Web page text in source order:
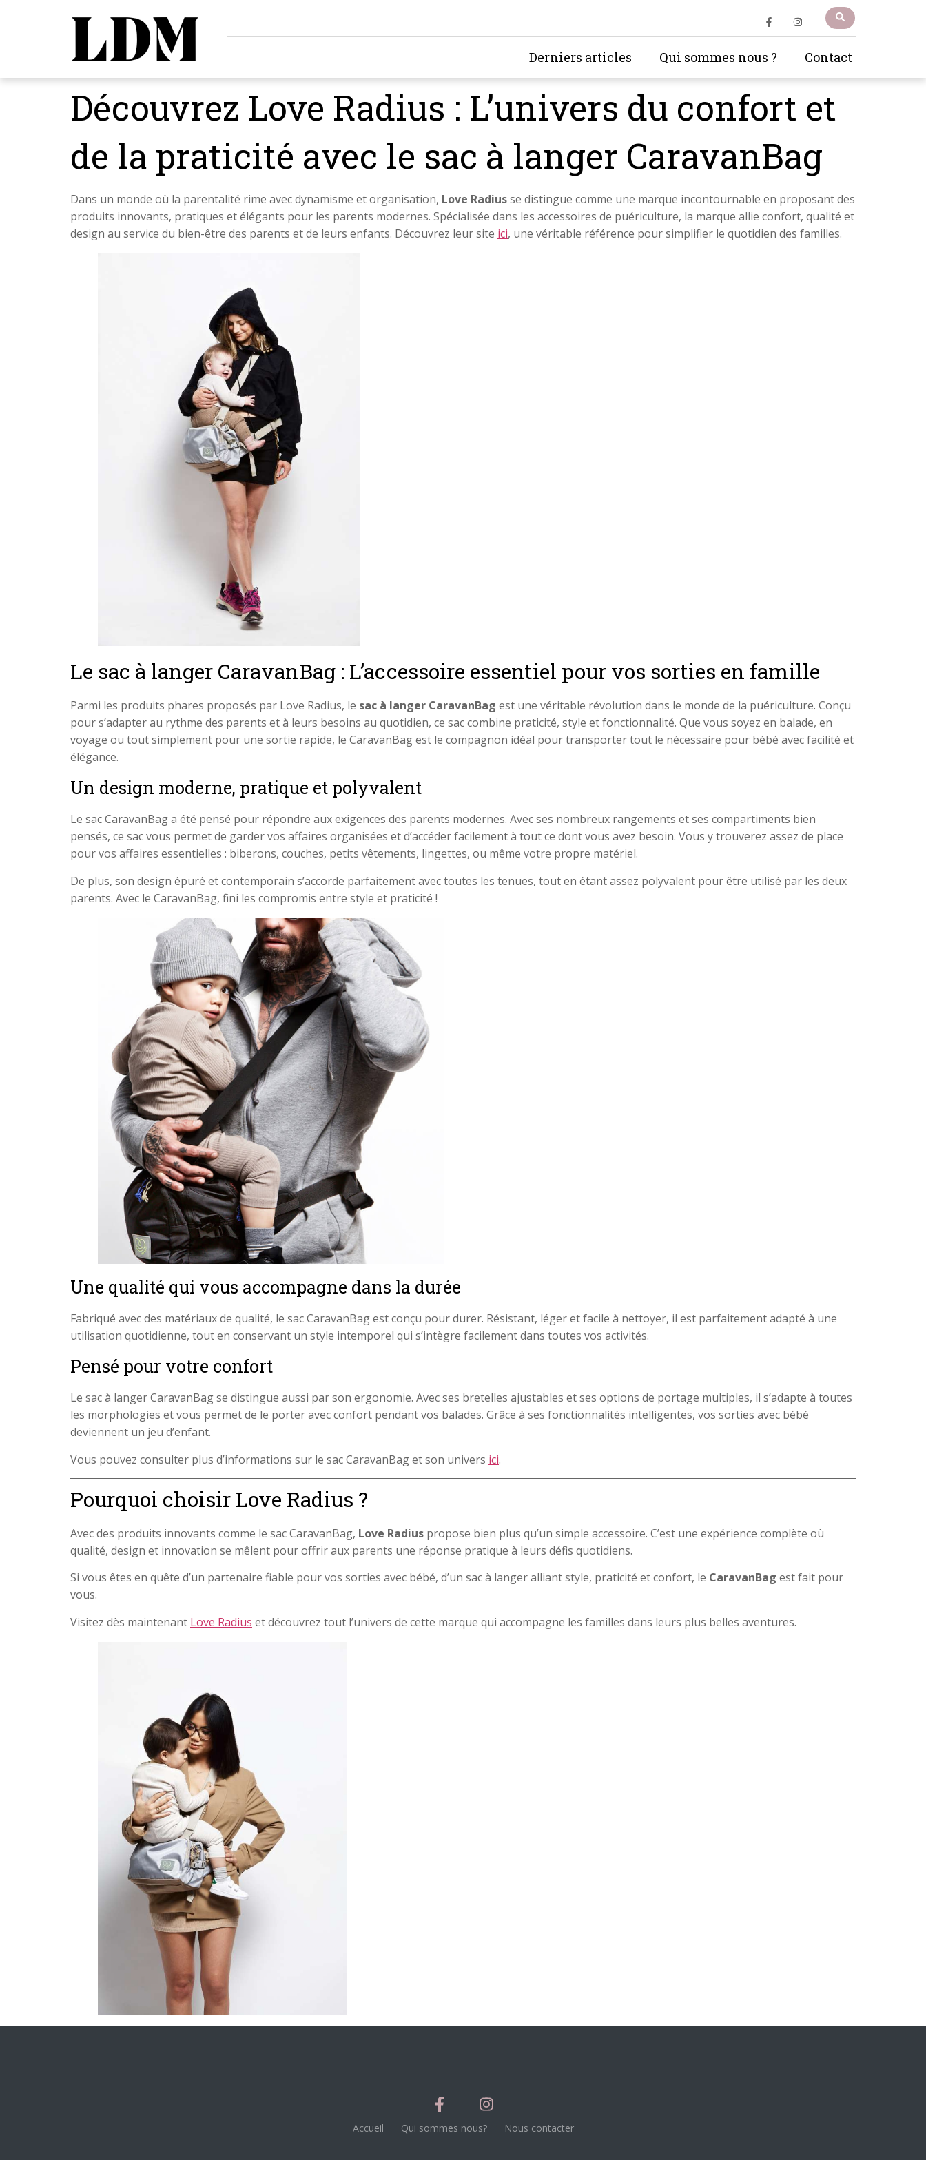
Derniers articles Qui sommes nous ? Contact
Découvrez Love Radius : L’univers du confort et
de la praticité avec le sac à langer CaravanBag
Dans un monde où la parentalité rime avec dynamisme et organisation, Love Radiusse distingue comme une marque incontournable en proposant des
produits innovants, pratiques et élégants pour les parents modernes. Spécialisée dans les accessoires de puériculture, la marque allie confort, qualité et
design au service du bien-être des parents et de leurs enfants. Découvrez leur site ici, une véritable référence pour simplifier le quotidien des familles.
Le sac à langer CaravanBag : L’accessoire essentiel pour vos sorties en famille
Parmi les produits phares proposés par Love Radius, le sac à langer CaravanBag est une véritable révolution dans le monde de la puériculture. Conçu
pour s’adapter au rythme des parents et à leurs besoins au quotidien, ce sac combine praticité, style et fonctionnalité. Que vous soyez en balade, en
voyage ou tout simplement pour une sortie rapide, le CaravanBag est le compagnon idéal pour transporter tout le nécessaire pour bébé avec facilité et
élégance.
Un design moderne, pratique et polyvalent
Le sac CaravanBag a été pensé pour répondre aux exigences des parents modernes. Avec ses nombreux rangements et ses compartiments bien
pensés, ce sac vous permet de garder vos affaires organisées et d’accéder facilement à tout ce dont vous avez besoin. Vous y trouverez assez de place
pour vos affaires essentielles : biberons, couches, petits vêtements, lingettes, ou même votre propre matériel.
De plus, son design épuré et contemporain s’accorde parfaitement avec toutes les tenues, tout en étant assez polyvalent pour être utilisé par les deux
parents. Avec le CaravanBag, fini les compromis entre style et praticité !
Une qualité qui vous accompagne dans la durée
Fabriqué avec des matériaux de qualité, le sac CaravanBag est conçu pour durer. Résistant, léger et facile à nettoyer, il est parfaitement adapté à une
utilisation quotidienne, tout en conservant un style intemporel qui s’intègre facilement dans toutes vos activités.
Pensé pour votre confort
Le sac à langer CaravanBag se distingue aussi par son ergonomie. Avec ses bretelles ajustables et ses options de portage multiples, il s’adapte à toutes
les morphologies et vous permet de le porter avec confort pendant vos balades. Grâce à ses fonctionnalités intelligentes, vos sorties avec bébé
deviennent un jeu d’enfant.
Vous pouvez consulter plus d’informations sur le sac CaravanBag et son univers ici.
Pourquoi choisir Love Radius ?
Avec des produits innovants comme le sac CaravanBag, Love Radius propose bien plus qu’un simple accessoire. C’est une expérience complète où
qualité, design et innovation se mêlent pour offrir aux parents une réponse pratique à leurs défis quotidiens.
Si vous êtes en quête d’un partenaire fiable pour vos sorties avec bébé, d’un sac à langer alliant style, praticité et confort, le CaravanBag est fait pour
vous.
Visitez dès maintenant Love Radius et découvrez tout l’univers de cette marque qui accompagne les familles dans leurs plus belles aventures.
Accueil Qui sommes nous? Nous contacter